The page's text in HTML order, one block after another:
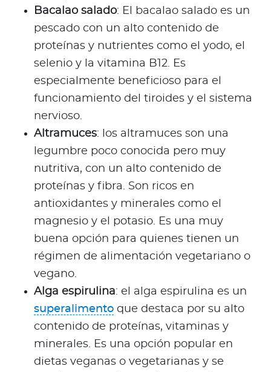
Bacalao salado: El bacalao salado es un
pescado con un alto contenido de
proteínas y nutrientes como el yodo, el
selenio y la vitamina B12. Es
especialmente beneficioso para el
funcionamiento del tiroides y el sistema
nervioso.
Altramuces: los altramuces son una
legumbre poco conocida pero muy
nutritiva, con un alto contenido de
proteínas y fibra. Son ricos en
antioxidantes y minerales como el
magnesio y el potasio. Es una muy
buena opción para quienes tienen un
régimen de alimentación vegetariano o
vegano.
Alga espirulina: el alga espirulina es un
superalimento que destaca por su alto
contenido de proteínas, vitaminas y
minerales. Es una opción popular en
dietas veganas o vegetarianas y se